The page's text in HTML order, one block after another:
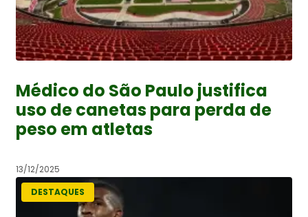
Médico do São Paulo justifica
uso de canetas para perda de
peso em atletas
13/12/2025
DESTAQUES